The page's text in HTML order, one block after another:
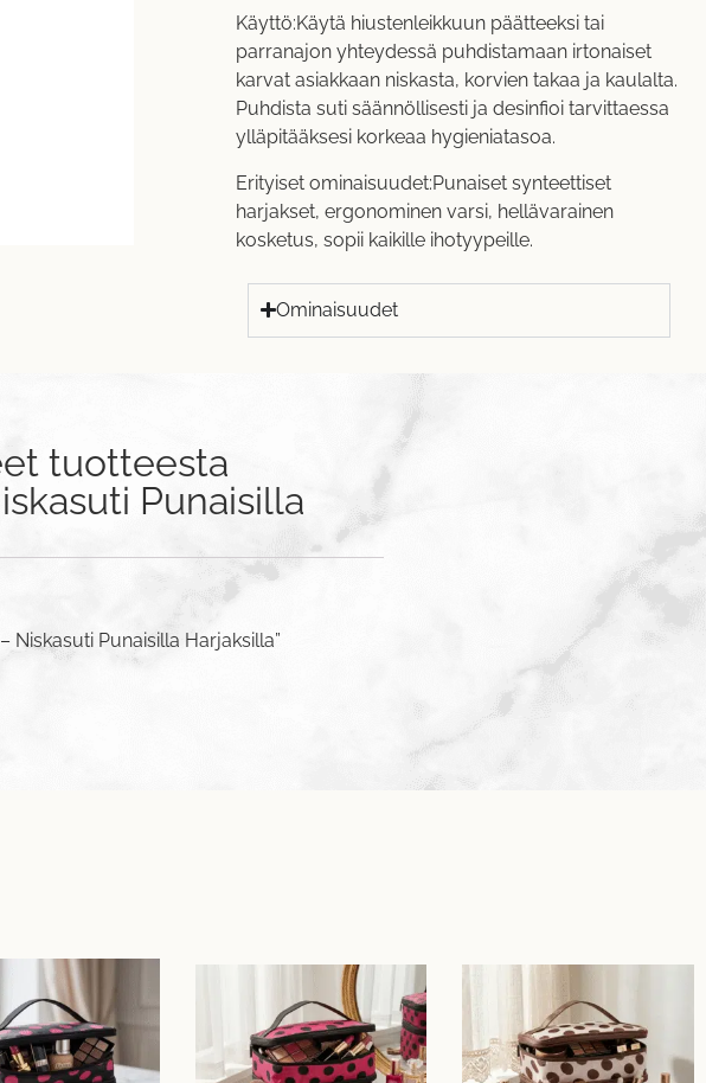
Käyttö:Käytä hiustenleikkuun päätteeksi tai
parranajon yhteydessä puhdistamaan irtonaiset
karvat asiakkaan niskasta, korvien takaa ja kaulalta.
Puhdista suti säännöllisesti ja desinfioi tarvittaessa
ylläpitääksesi korkeaa hygieniatasoa.
Erityiset ominaisuudet:Punaiset synteettiset
harjakset, ergonominen varsi, hellävarainen
kosketus, sopii kaikille ihotyypeille.
Ominaisuudet
tuotteesta
Punaisilla
Niskasuti Punaisilla Harjaksilla”